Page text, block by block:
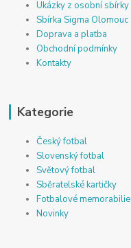
Ukázky z osobní sbírky
Sbírka Sigma Olomouc
Doprava a platba
Obchodní podmínky
Kontakty
Kategorie
Český fotbal
Slovenský fotbal
Světový fotbal
Sběratelské kartičky
Fotbalové memorabilie
Novinky